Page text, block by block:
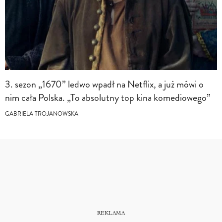
3. sezon „1670” ledwo wpadł na Netflix, a już mówi o
nim cała Polska. „To absolutny top kina komediowego”
GABRIELA TROJANOWSKA